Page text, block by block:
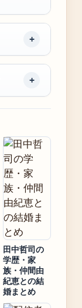
田中哲司の
学歴・家
族・仲間由
紀恵との結
婚まとめ